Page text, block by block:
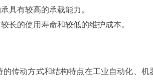
具有较高的承载能力。
长的使用寿命和较低的维护成本。
传动方式和结构特点在工业自动化、机